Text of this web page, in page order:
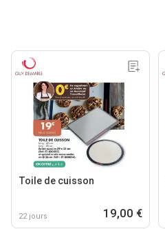
Toile de cuisson
22 jours 19,00 €